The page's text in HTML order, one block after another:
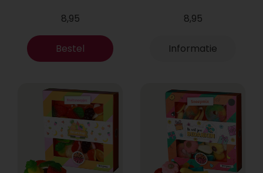
8,95
Bestel
8,95
Informatie